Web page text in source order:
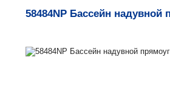
58484NP Бассейн надувной